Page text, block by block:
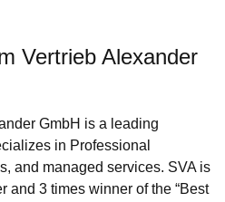
Vertrieb Alexander
GmbH is a leading
in Professional
and managed services. SVA is
and 3 times winner of the “Best